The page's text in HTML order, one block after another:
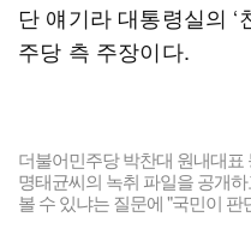
단 얘기라 대통령실의 ‘
주당 측 주장이다.
더불어민주당 박찬대 원내대
명태균씨의 녹취 파일을 공개
볼 수 있냐는 질문에 "국민이